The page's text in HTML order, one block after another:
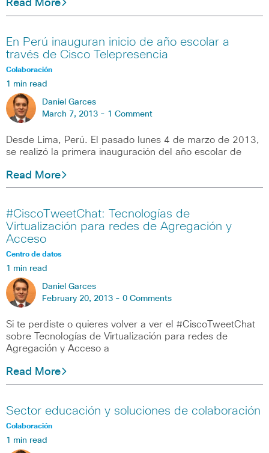
Read More
En Perú inauguran inicio de año escolar a
través de Cisco Telepresencia
Colaboración
1 min read
Daniel Garces
March 7, 2013 - 1 Comment
Desde Lima, Perú. El pasado lunes 4 de marzo de 2013,
se realizó la primera inauguración del año escolar de
Read More
#CiscoTweetChat: Tecnologías de
Virtualización para redes de Agregación y
Acceso
Centro de datos
1 min read
Daniel Garces
February 20, 2013 - 0 Comments
Si te perdiste o quieres volver a ver el #CiscoTweetChat
sobre Tecnologías de Virtualización para redes de
Agregación y Acceso a
Read More
Sector educación y soluciones de colaboración
Colaboración
1 min read